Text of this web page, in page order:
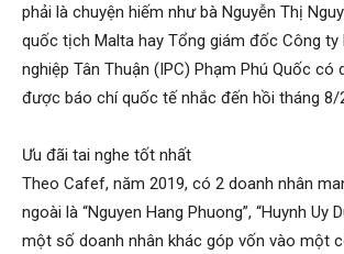
phải là chuyện hiếm như bà Nguyễn Thị
quốc tịch Malta hay Tổng giám đốc Công ty
nghiệp Tân Thuận (IPC) Phạm Phú Quốc có
được báo chí quốc tế nhắc đến hồi tháng 8/
Ưu đãi tai nghe tốt nhất
Theo Cafef, năm 2019, có 2 doanh nhân
ngoài là “Nguyen Hang Phuong”, “Huynh Uy
một số doanh nhân khác góp vốn vào một